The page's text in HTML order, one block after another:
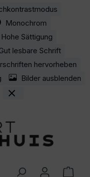
Monochrom
Hohe Sättigung
lesbare Schrift
hervorheben
Bilder ausblenden